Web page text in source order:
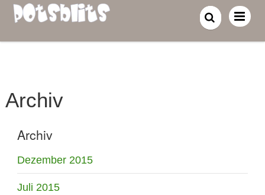
Archiv
Archiv
Dezember 2015
Juli 2015